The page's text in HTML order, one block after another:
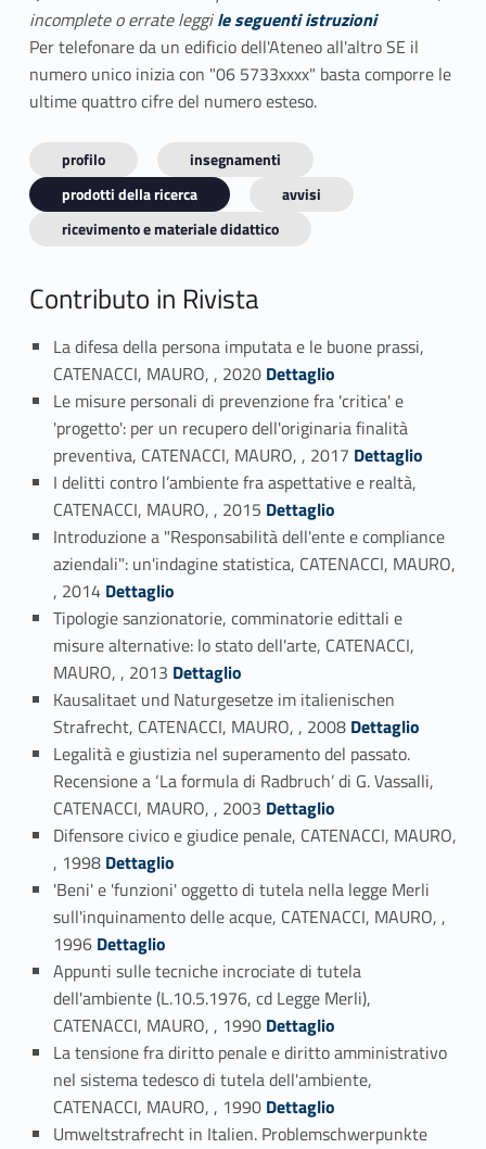
incomplete o errate leggile seguenti istruzioni
Per telefonare da un edificio dell'Ateneo all'altro SE il
numero unico inizia con "06 5733xxxx" basta comporre le
ultime quattro cifre del numero esteso.
profilo
insegnamenti
prodotti della ricerca
avvisi
ricevimento e materiale didattico
Contributo in Rivista
La difesa della persona imputata e le buone prassi,
CATENACCI, MAURO, , 2020 Link identifier #identifier_person_27872-1Dettaglio
Le misure personali di prevenzione fra 'critica' e
'progetto': per un recupero dell'originaria finalità
preventiva, CATENACCI, MAURO, , 2017 Link identifier #identifier_person_151980-2Dettaglio
I delitti contro l’ambiente fra aspettative e realtà,
CATENACCI, MAURO, , 2015 Link identifier #identifier_person_77165-3Dettaglio
Introduzione a "Responsabilità dell'ente e compliance
aziendali": un'indagine statistica, CATENACCI, MAURO,
, 2014 Link identifier #identifier_person_20179-4Dettaglio
Tipologie sanzionatorie, comminatorie edittali e
misure alternative: lo stato dell'arte, CATENACCI,
MAURO, , 2013 Link identifier #identifier_person_69705-5Dettaglio
Kausalitaet und Naturgesetze im italienischen
Strafrecht, CATENACCI, MAURO, , 2008Link identifier #identifier_person_103318-6Dettaglio
Legalità e giustizia nel superamento del passato.
Recensione a ‘La formula di Radbruch’ di G. Vassalli,
CATENACCI, MAURO, , 2003 Link identifier #identifier_person_67595-7Dettaglio
Difensore civico e giudice penale, CATENACCI, MAURO,
, 1998Link identifier #identifier_person_122556-8Dettaglio
'Beni' e 'funzioni' oggetto di tutela nella legge Merli
sull'inquinamento delle acque, CATENACCI, MAURO, ,
1996 Link identifier #identifier_person_166399-9Dettaglio
Appunti sulle tecniche incrociate di tutela
dell'ambiente (L.10.5.1976, cd Legge Merli),
CATENACCI, MAURO, , 1990 Link identifier #identifier_person_116932-10
Dettaglio
La tensione fra diritto penale e diritto amministrativo
nel sistema tedesco di tutela dell'ambiente,
CATENACCI, MAURO, , 1990 Link identifier #identifier_person_35225-11
Dettaglio
Umweltstrafrecht in Italien. Problemschwerpunkte